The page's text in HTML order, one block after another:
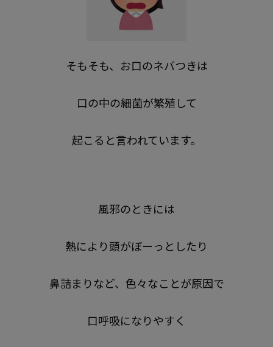
そもそも、お口のネバつきは
口の中の細菌が繁殖して
起こると言われています。
風邪のときには
熱により頭がぼーっとしたり
鼻詰まりなど、色々なことが原因で
口呼吸になりやすく